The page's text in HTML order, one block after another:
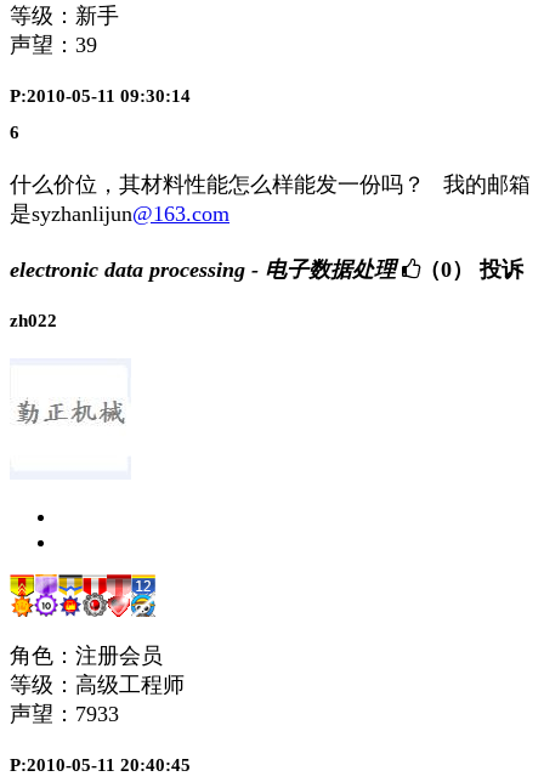
等级：新手
声望： 39
P:2010-05-11 09:30:14
6
什么价位，其材料性能怎么样能发一份吗？ 我的邮箱
是syzhanlijun@163.com
electronic data processing - 电子数据处理 （0） 投诉
zh022
角色：注册会员
等级：高级工程师
声望： 7933
P:2010-05-11 20:40:45